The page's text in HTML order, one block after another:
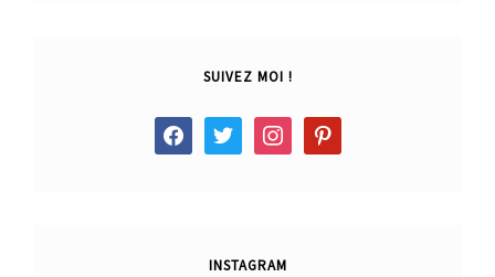
SUIVEZ MOI !
facebook twitter instagram pinterest
INSTAGRAM